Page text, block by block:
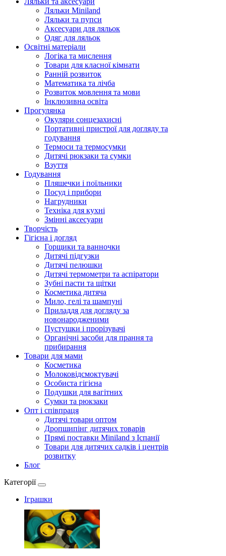
Ляльки Miniland
Ляльки та пупси
Аксесуари для ляльок
Одяг для ляльок
Освітні матеріали
Логіка та мислення
Товари для класної кімнати
Ранній розвиток
Математика та лічба
Розвиток мовлення та мови
Інклюзивна освіта
Прогулянка
Окуляри сонцезахисні
Портативні пристрої для догляду та
годування
Термоси та термосумки
Дитячі рюкзаки та сумки
Взуття
Годування
Пляшечки і поїльники
Посуд і прибори
Нагрудники
Техніка для кухні
Змінні аксесуари
Творчість
Гігієна і догляд
Горщики та ванночки
Дитячі підгузки
Дитячі пелюшки
Дитячі термометри та аспіратори
Зубні пасти та щітки
Косметика дитяча
Мило, гелі та шампуні
Приладдя для догляду за
новонародженими
Пустушки і прорізувачі
Органічні засоби для прання та
прибирання
Товари для мами
Косметика
Молоковідсмоктувачі
Особиста гігієна
Подушки для вагітних
Сумки та рюкзаки
Опт і співпраця
Дитячі товари оптом
Дропшипінг дитячих товарів
Прямі поставки Miniland з Іспанії
Товари для дитячих садків і центрів
розвитку
Блог
Категорії
Іграшки